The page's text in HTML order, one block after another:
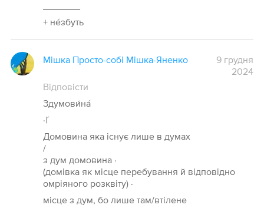
+ не́збуть
Мішка Просто-собі Мішка-Яненко
9 грудня
2024
Відповісти
Здумови́на́
·|´
Домовина яка існує лише в думах
/
з дум домовина ·
(домівка як місце перебування й відповідно
омріяного розквіту) ·
місце з дум, бо лише там/втілене